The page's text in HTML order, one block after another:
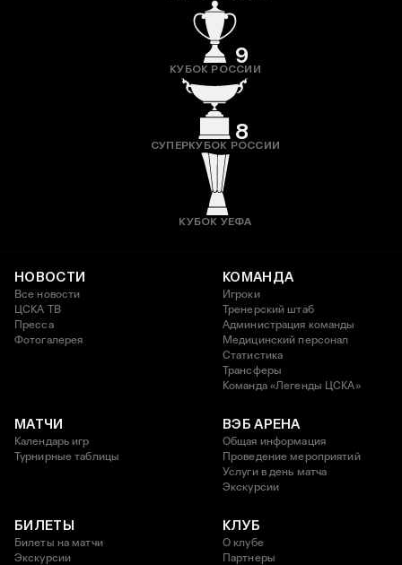
9
КУБОК РОССИИ
8
СУПЕРКУБОК РОССИИ
КУБОК УЕФА
НОВОСТИ
Все новости
ЦСКА ТВ
Пресса
Фотогалерея
КОМАНДА
Игроки
Тренерский штаб
Администрация команды
Медицинский персонал
Статистика
Трансферы
Команда «Легенды ЦСКА»
МАТЧИ
Календарь игр
Турнирные таблицы
ВЭБ АРЕНА
Общая информация
Проведение мероприятий
Услуги в день матча
Экскурсии
БИЛЕТЫ
Билеты на матчи
Экскурсии
КЛУБ
О клубе
Партнеры